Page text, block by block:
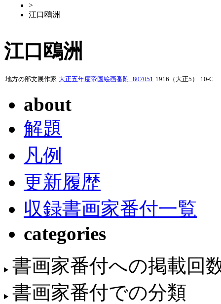
>
江口鴎洲
江口鴎洲
地方の部文展作家 大正五年度帝国絵画番附_807051 1916（大正5） 10-C
about
解題
凡例
更新履歴
収録書画家番付一覧
categories
書画家番付への掲載回
書画家番付での分類